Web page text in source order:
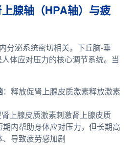
腺轴（HPA轴）与疲
分泌系统密切相关。下丘脑-垂
体应对压力的核心调节系统。当
：释放促肾上腺皮质激素释放激素
肾上腺皮质激素刺激肾上腺皮质
期内帮助身体应对压力，但长期高
导致疲劳感加剧